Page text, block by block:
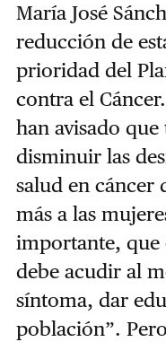
María José
reducción de
prioridad del
contra el
han avisado
disminuir las
salud en cáncer
más a las
importante, que
debe acudir al
síntoma, dar
población”.